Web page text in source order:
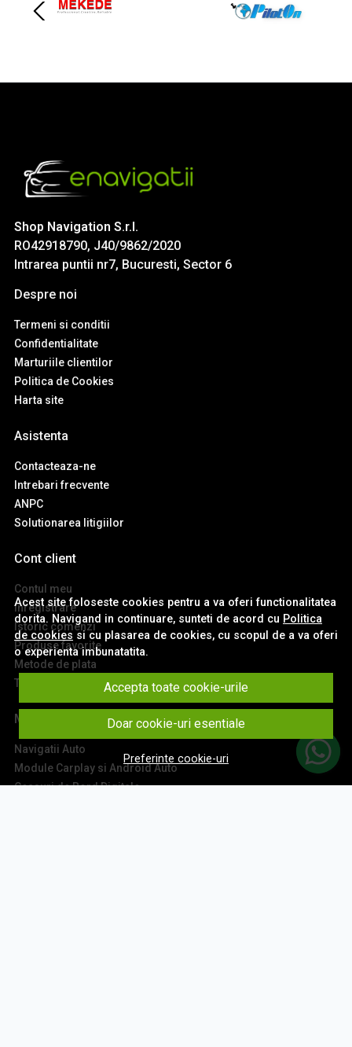
Acest site foloseste cookies pentru a va oferi functionalitatea
dorita. Navigand in continuare, sunteti de acord cu Politica
de cookies si cu plasarea de cookies, cu scopul de a va oferi
o experienta imbunatatita.
Accepta toate cookie-urile
Doar cookie-uri esentiale
Preferinte cookie-uri
Shop Navigation S.r.l.
RO42918790, J40/9862/2020
Intrarea puntii nr7, Bucuresti, Sector 6
Despre noi
Termeni si conditii
Confidentialitate
Marturiile clientilor
Politica de Cookies
Harta site
Asistenta
Contacteaza-ne
Intrebari frecvente
ANPC
Solutionarea litigiilor
Cont client
Contul meu
Inregistrare
Istoric comenzi
Produse favorite
Metode de plata
Transport si retururi
Main
Navigatii Auto
Module Carplay si Android Auto
Ceasuri de Bord Digitale